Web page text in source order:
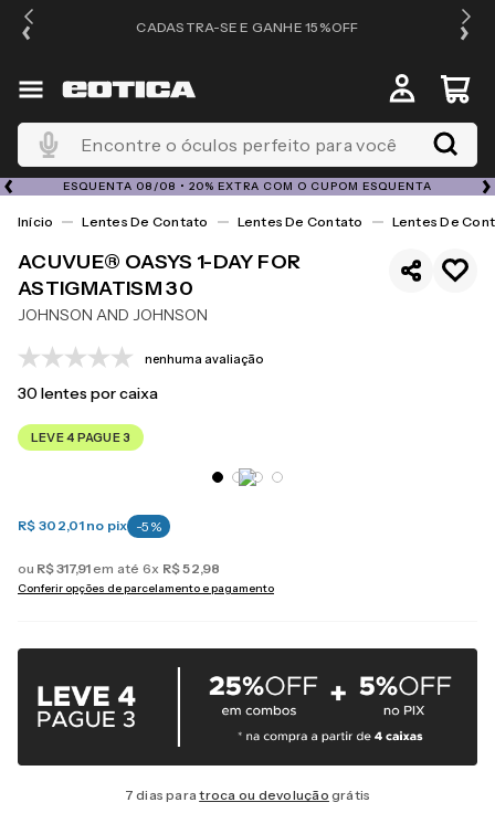
CADASTRA-SE E GANHE 15%OFF
Encontre o óculos perfeito para você
ESQUENTA 08/08 • 20% EXTRA COM O CUPOM ESQUENTA
Lentes De Contato Lentes De Contato Lentes De
ACUVUE® OASYS 1-DAY FOR
ASTIGMATISM 30
JOHNSON AND JOHNSON
nenhuma avaliação
30lentes por caixa
LEVE 4 PAGUE 3
R$ 302,01 no pix -5 %
ou R$317,91 em até 6x R$52,98
Conferir opções de parcelamento e pagamento
7 dias paratroca ou devolução grátis